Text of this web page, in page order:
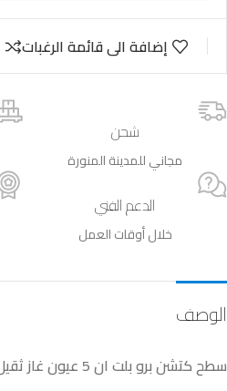
إضافة الى قائمة الرغبات
شحن
مجاني للمدينة المنورة
الدعم الفني
خلال أوقات العمل
الوصف
سطح كتشن برو بلت ان 5 عيون غاز ثقيل ايطالي